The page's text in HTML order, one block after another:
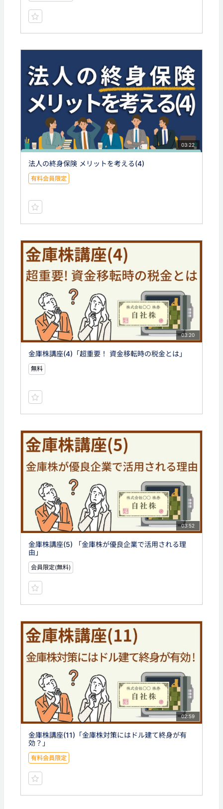
03:22
法人の終身保険 メリットを考える(4)
有料会員限定
03:20
金庫株講座(4)「超重要！ 資金移転時の税金とは」
無料
03:52
金庫株講座(5) 「金庫株が優良企業で活用される理
由」
会員限定(無料)
02:59
金庫株講座(11)「金庫株対策にはドル建て終身が有
効？」
有料会員限定